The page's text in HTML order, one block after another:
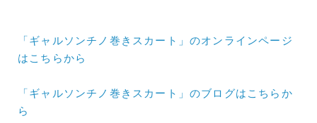
「ギャルソンチノ巻きスカート」のオンラインページ
はこちらから
「ギャルソンチノ巻きスカート」のブログはこちらか
ら